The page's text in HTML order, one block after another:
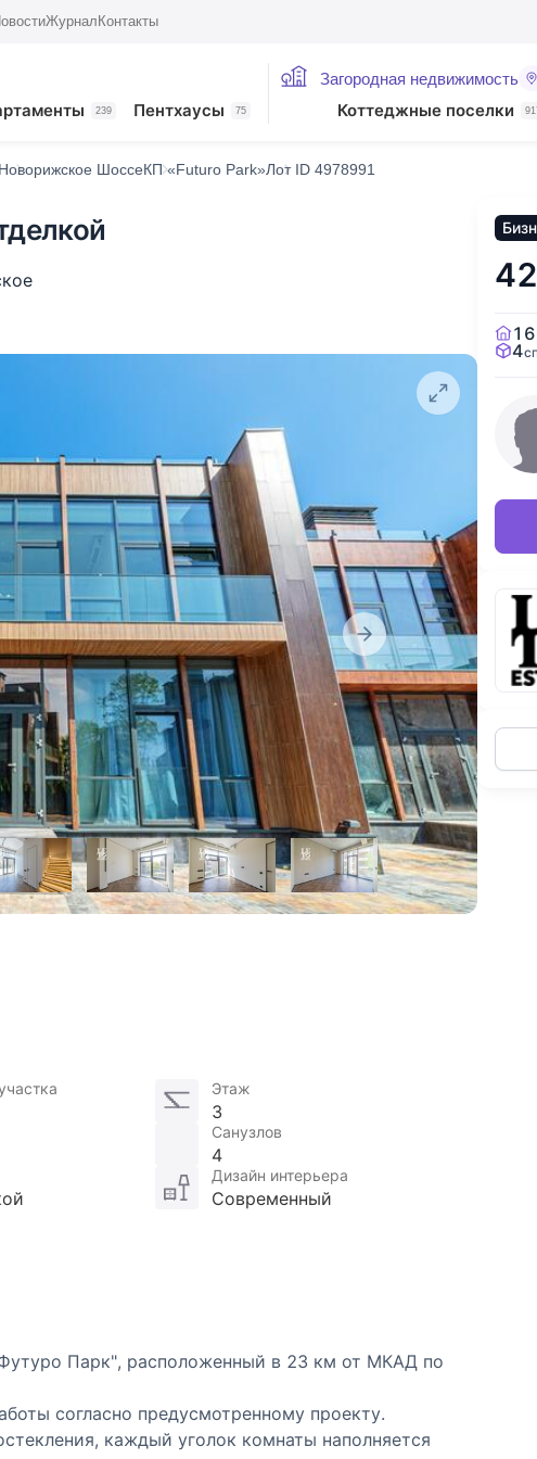
Журнал Контакты
239 Пентхаусы 75
Загородная недвижимость
Коттеджные поселки
Новорижское ШоссеКП «Futuro Park»Лот ID 4978991
Этаж
3
Санузлов
4
Дизайн интерьера
Современный
Парк", расположенный в 23 км от МКАД по
согласно предусмотренному проекту.
каждый уголок комнаты наполняется
4